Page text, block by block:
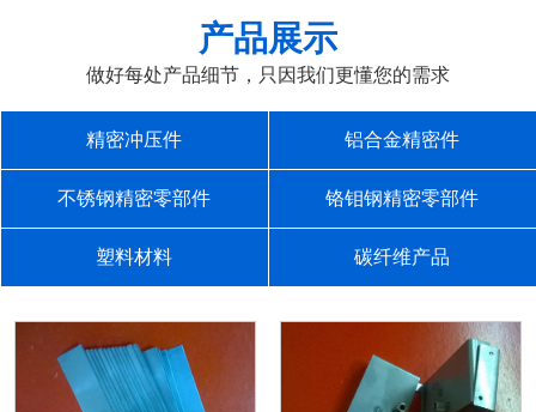
产品展示
做好每处产品细节，只因我们更懂您的需求
精密冲压件 铝合金精密件
不锈钢精密零部件 铬钼钢精密零部件
塑料材料 碳纤维产品